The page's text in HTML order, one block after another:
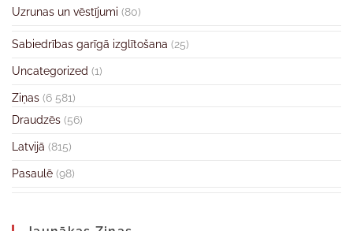
Uzrunas un vēstījumi (80)
Sabiedrības garīgā izglītošana (25)
Uncategorized (1)
Ziņas (6 581)
Draudzēs (56)
Latvijā (815)
Pasaulē (98)